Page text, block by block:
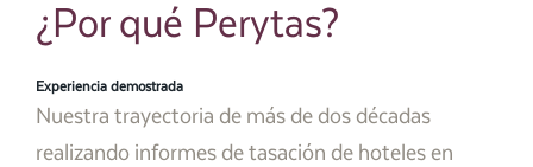
¿Por qué Perytas?
Experiencia demostrada
Nuestra trayectoria de más de dos décadas
realizando informes de tasación de hoteles en